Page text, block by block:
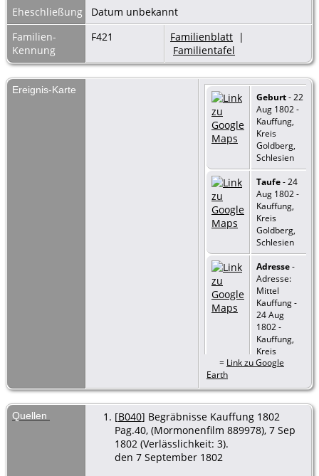
Eheschließung
Datum unbekannt
Familien-
Kennung
F421 Familienblatt |
Familientafel
Ereignis-Karte
Geburt- 22
Aug 1802 -
Kauffung,
Kreis
Goldberg,
Schlesien
Taufe- 24
Aug 1802 -
Kauffung,
Kreis
Goldberg,
Schlesien
Adresse-
Adresse:
Mittel
Kauffung -
24 Aug
1802 -
Kauffung,
Kreis
Goldberg,
1802 -
Kauffung,
Kreis
= Link zu Google
Earth
Quellen [B040] Begräbnisse Kauffung 1802
Pag.40, (Mormonenfilm 889978), 7 Sep
1802 (Verlässlichkeit: 3).
den 7 September 1802